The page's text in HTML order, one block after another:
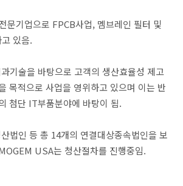
문기업으로 FPCB사업, 멤브레인 필터 및
있음.
기술을 바탕으로 고객의 생산효율성 제고
목적으로 사업을 영위하고 있으며 이는 반
첨단 IT부품분야에 바탕이 됨.
법인 등 총 14개의 연결대상종속법인을 보
USA는 청산절차를 진행중임.